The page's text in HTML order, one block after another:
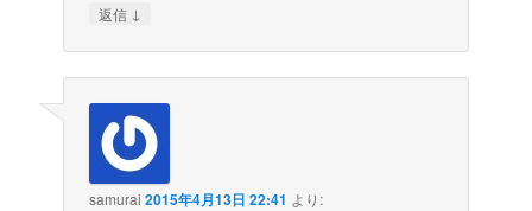
返信 ↓
samurai 2015年4月13日 22:41 より: